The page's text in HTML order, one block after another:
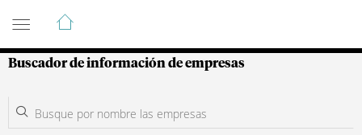
Guía de Empresas Colombianas
Buscador de información de empresas